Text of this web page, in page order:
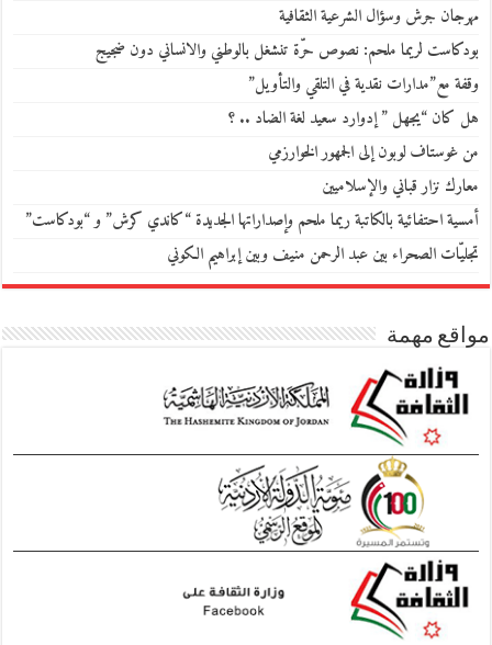
مهرجان جرش وسؤال الشرعية الثقافية
بودكاست لريما ملحم: نصوص حرّة تنشغل بالوطني والانساني دون ضجيج
وقفة مع”مدارات نقدية في التلقي والتأويل”
هل كان “يجهل ” إدوارد سعيد لغة الضاد .. ؟
من غوستاف لوبون إلى الجمهور الخوارزمي
معارك نزار قباني والإسلاميين
أمسية احتفائية بالكاتبة ريما ملحم وإصداراتها الجديدة “كاندي كرش” و “بودكاست”
تجليّات الصحراء بين عبد الرحمن منيف وبين إبراهيم الكوني
مواقع مهمة